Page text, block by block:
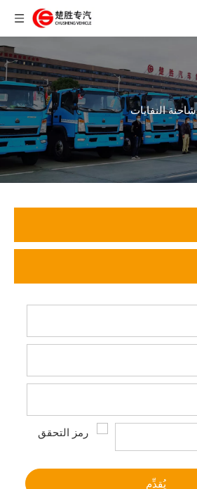
شاحنة النفايات
يُقدِّم